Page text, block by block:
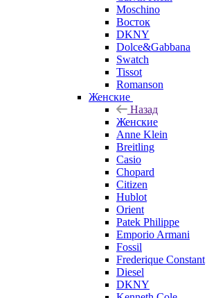
Moschino
Восток
DKNY
Dolce&Gabbana
Swatch
Tissot
Romanson
Женские
Назад
Женские
Anne Klein
Breitling
Casio
Chopard
Citizen
Hublot
Orient
Patek Philippe
Emporio Armani
Fossil
Frederique Constant
Diesel
DKNY